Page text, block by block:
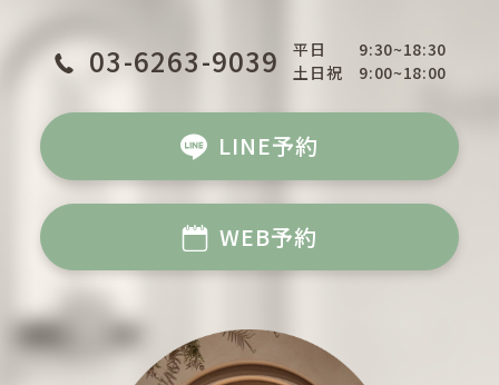
03-6263-9039 平日
9:30~18:30
土日祝
9:00~18:00
LINE予約
WEB予約